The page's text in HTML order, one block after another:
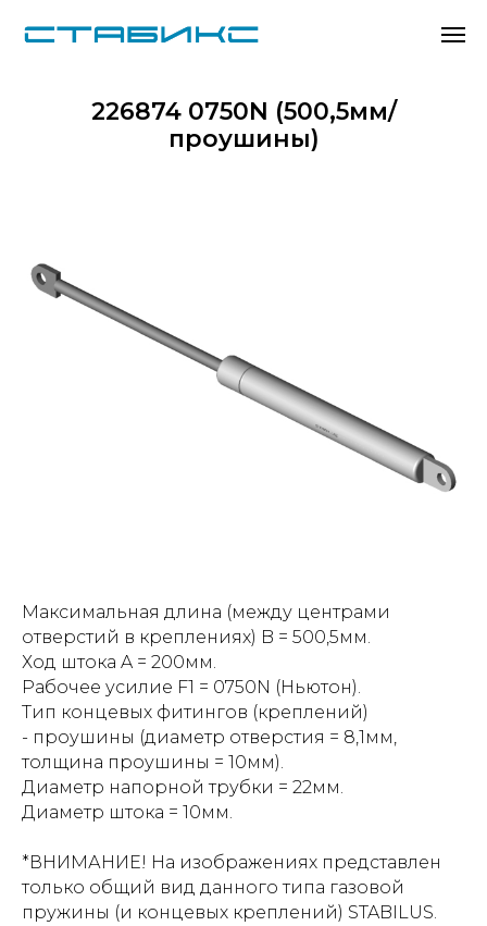
226874 0750N (500,5мм/
проушины)
Максимальная длина (между центрами
отверстий в креплениях) B = 500,5мм.
Ход штока A = 200мм.
Рабочее усилие F1 = 0750N (Ньютон).
Тип концевых фитингов (креплений)
- проушины (диаметр отверстия = 8,1мм,
толщина проушины = 10мм).
Диаметр напорной трубки = 22мм.
Диаметр штока = 10мм.
*ВНИМАНИЕ! На изображениях представлен
только общий вид данного типа газовой
пружины (и концевых креплений) STABILUS.